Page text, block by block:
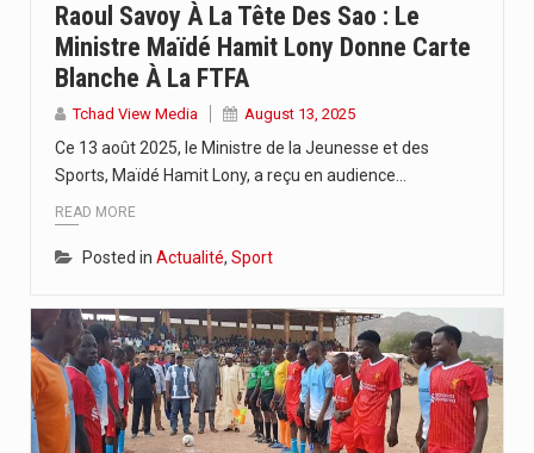
A moins de 4 mois de la tenue de la…
Raoul Savoy À La Tête Des Sao : Le
Ministre Maïdé Hamit Lony Donne Carte
Blanche À La FTFA
Tchad View Media August 13, 2025
Ce 13 août 2025, le Ministre de la Jeunesse et des
Sports, Maïdé Hamit Lony, a reçu en audience…
READ MORE
Posted in Actualité, Sport